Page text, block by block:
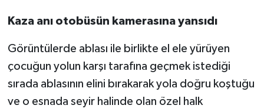
Kaza anı otobüsün kamerasına yansıdı
Görüntülerde ablası ile birlikte el ele yürüyen
çocuğun yolun karşı tarafına geçmek istediği
sırada ablasının elini bırakarak yola doğru koştuğu
ve o esnada seyir halinde olan özel halk